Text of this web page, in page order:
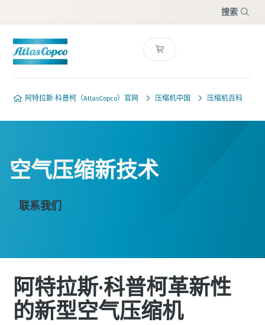
搜索
阿特拉斯·科普柯（AtlasCopco）官网 压缩机中国 压缩机百科
空气压缩新技术
联系我们
阿特拉斯·科普柯革新性
的新型空气压缩机